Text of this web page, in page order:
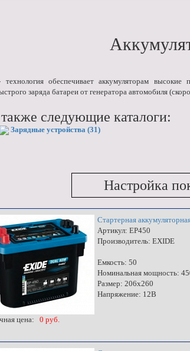
обеспечивает аккумуляторам высокие
заряда батареи от генератора автомобиля
следующие каталоги:
Зарядные устройства (31)
Настройка
Стартерная
Артикул: EP450
Производитель: EXIDE
Емкость: 50
Номинальная мощность:
Размер: 206х260
Напряжение: 12В
цена: 0 руб.